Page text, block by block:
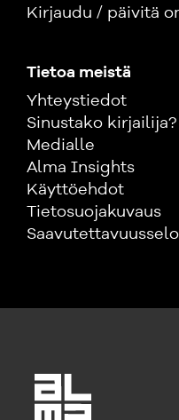
Kirjaudu / päivitä
Tietoa meistä
Yhteystiedot
Sinustako kirjailija?
Medialle
Alma Insights
Käyttöehdot
Tietosuojakuvaus